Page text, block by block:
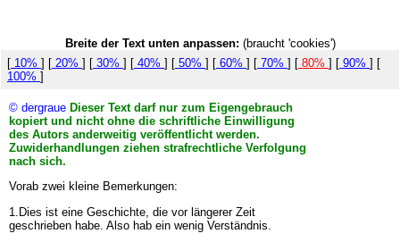
Breite der Text unten anpassen: (braucht 'cookies')
[ 10% ] [ 20% ] [ 30% ] [ 40% ] [ 50% ] [ 60% ] [ 70% ] [ 80% ] [ 90% ] [
100% ]
© dergraue Dieser Text darf nur zum Eigengebrauch
kopiert und nicht ohne die schriftliche Einwilligung
des Autors anderweitig veröffentlicht werden.
Zuwiderhandlungen ziehen strafrechtliche Verfolgung
nach sich.
Vorab zwei kleine Bemerkungen:
1.Dies ist eine Geschichte, die vor längerer Zeit
geschrieben habe. Also hab ein wenig Verständnis.